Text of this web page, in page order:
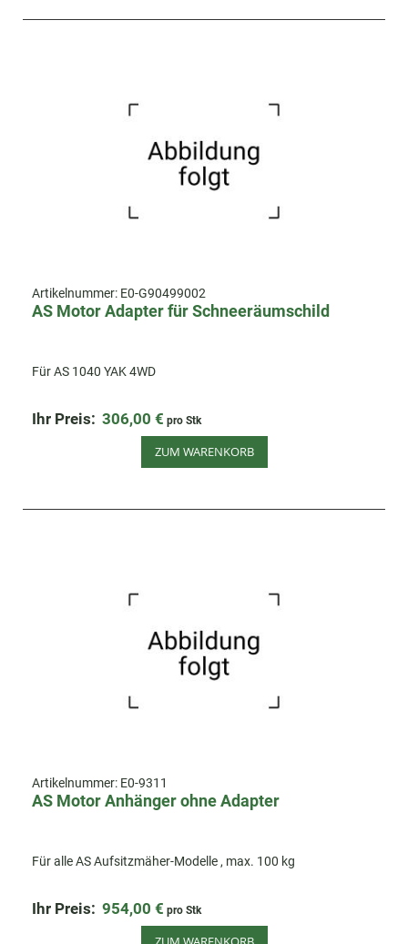
Artikelnummer: E0-G90499002
AS Motor Adapter für Schneeräumschild
Für AS 1040 YAK 4WD
Ihr Preis: 306,00 € pro Stk
ZUM WARENKORB
Artikelnummer: E0-9311
AS Motor Anhänger ohne Adapter
Für alle AS Aufsitzmäher-Modelle , max. 100 kg
Ihr Preis: 954,00 € pro Stk